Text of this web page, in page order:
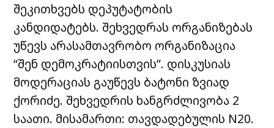
შეკითხვებს დეპუტატობის
კანდიდატებს. შეხვედრას ორგანიზებას
უწევს არასამთავრობო ორგანიზაცია
“შენ დემოკრატიისთვის”. დისკუსიას
მოდერაციას გაუწევს ბატონი ზვიად
ქორიძე. შეხვედრის ხანგრძლივობა 2
საათი. მისამართი: თავდადებულის N20.